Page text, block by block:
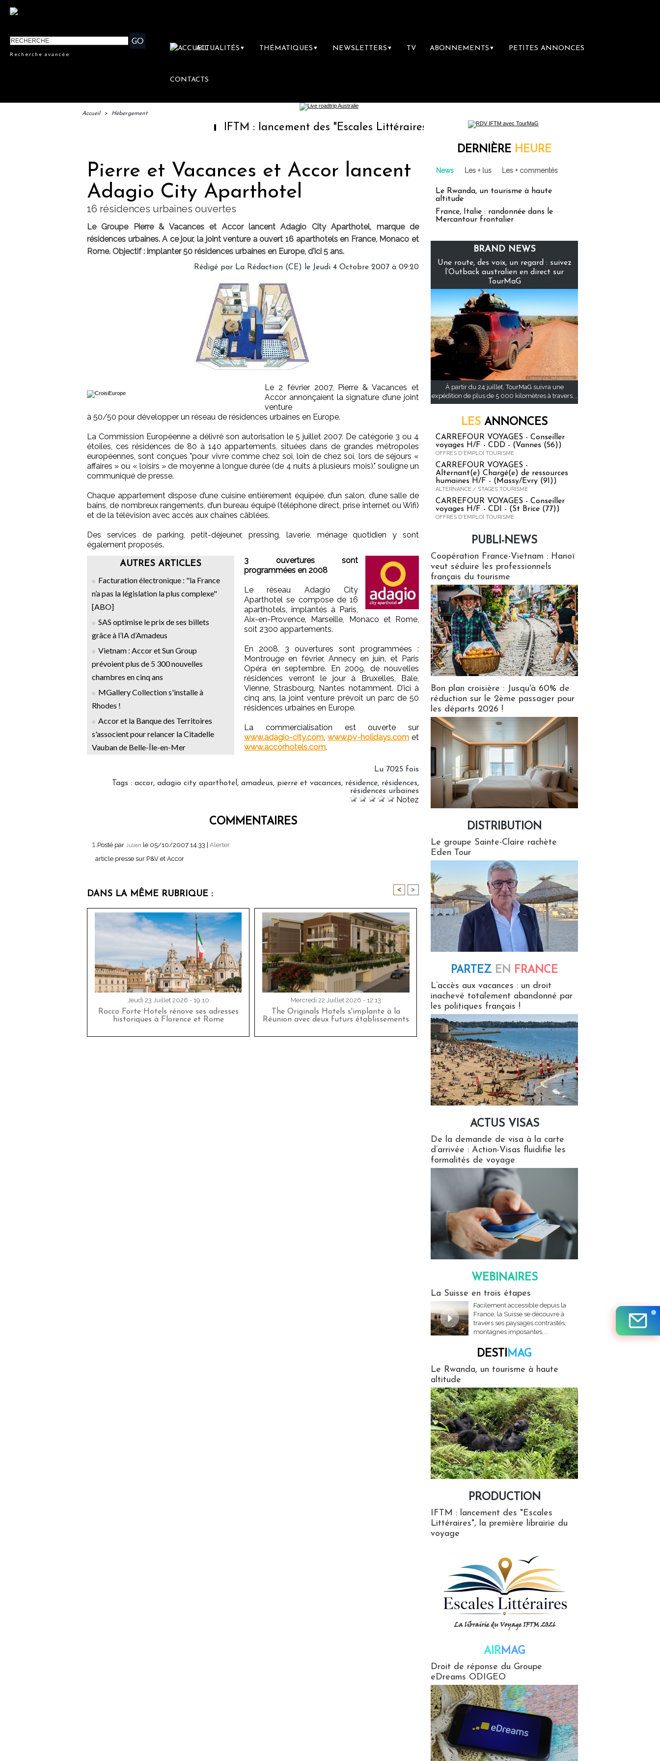
Recherche avancée
ACTUALITÉS ▼ THÉMATIQUES ▼ NEWSLETTERS ▼ TV ABONNEMENTS ▼ PETITES ANNONCES
CONTACTS
Accueil > Hébergement
IFTM : lancement des "Escales Littéraires", la première librairie du voyage
Pierre et Vacances et Accor lancent
Adagio City Aparthotel
16 résidences urbaines ouvertes
Le Groupe Pierre & Vacances et Accor lancent Adagio City Aparthotel, marque de
résidences urbaines. A ce jour, la joint venture a ouvert 16 aparthotels en France, Monaco et
Rome. Objectif : implanter 50 résidences urbaines en Europe, d'ici 5 ans.
Rédigé par La Rédaction (CE) le Jeudi 4 Octobre 2007 à 09:20
Le 2 février 2007, Pierre & Vacances et
Accor annonçaient la signature d’une joint
venture
à 50/50 pour développer un réseau de résidences urbaines en Europe.
La Commission Européenne a délivré son autorisation le 5 juillet 2007. De catégorie 3 ou 4
étoiles, ces résidences de 80 à 140 appartements, situées dans de grandes métropoles
européennes, sont conçues "pour vivre comme chez soi, loin de chez soi, lors de séjours «
affaires » ou « loisirs » de moyenne à longue durée (de 4 nuits à plusieurs mois)." souligne un
communiqué de presse.
Chaque appartement dispose d’une cuisine entièrement équipée, d’un salon, d’une salle de
bains, de nombreux rangements, d’un bureau équipé (téléphone direct, prise internet ou Wifi)
et de la télévision avec accès aux chaînes câblées.
Des services de parking, petit-déjeuner, pressing, laverie, ménage quotidien y sont
également proposés.
AUTRES ARTICLES
Facturation électronique : "la France
n’a pas la législation la plus complexe"
[ABO]
SAS optimise le prix de ses billets
grâce à l’IA d’Amadeus
Vietnam : Accor et Sun Group
prévoient plus de 5 300 nouvelles
chambres en cinq ans
MGallery Collection s'installe à
Rhodes !
Accor et la Banque des Territoires
s'associent pour relancer la Citadelle
Vauban de Belle-Île-en-Mer
3 ouvertures sont
programmées en 2008
Le réseau Adagio City
Aparthotel se compose de 16
aparthotels, implantés à Paris,
Aix-en-Provence, Marseille, Monaco et Rome,
soit 2300 appartements.
En 2008, 3 ouvertures sont programmées :
Montrouge en février, Annecy en juin, et Paris
Opéra en septembre. En 2009, de nouvelles
résidences verront le jour à Bruxelles, Bale,
Vienne, Strasbourg, Nantes notamment. D’ici à
cinq ans, la joint venture prévoit un parc de 50
résidences urbaines en Europe.
La commercialisation est ouverte sur
www.adagio-city.com, www.pv-holidays.com et
www.accorhotels.com.
Lu 7025 fois
Tags : accor, adagio city aparthotel , amadeus, pierre et vacances, résidence, résidences,
résidences urbaines
Notez
COMMENTAIRES
1.Posté par Julien le 05/10/2007 14:33
Alerter
article presse sur P&V et Accor
DANS LA MÊME RUBRIQUE : < >
Jeudi 23 Juillet 2026 - 19:10
Rocco Forte Hotels rénove ses adresses
historiques à Florence et Rome
Mercredi 22 Juillet 2026 - 12:13
The Originals Hotels s'implante à la
Réunion avec deux futurs établissements
DERNIÈRE HEURE
News Les + lus Les + commentés
Le Rwanda, un tourisme à haute
altitude
France, Italie : randonnée dans le
Mercantour frontalier
BRAND NEWS
Une route, des voix, un regard : suivez
l’Outback australien en direct sur
TourMaG
À partir du 24 juillet, TourMaG suivra une
expédition de plus de 5 000 kilomètres à travers...
LES ANNONCES
CARREFOUR VOYAGES - Conseiller
voyages H/F - CDD - (Vannes (56))
OFFRES D'EMPLOI TOURISME
CARREFOUR VOYAGES -
Alternant(e) Chargé(e) de ressources
humaines H/F - (Massy/Evry (91))
ALTERNANCE / STAGES TOURISME
CARREFOUR VOYAGES - Conseiller
voyages H/F - CDI - (St Brice (77))
OFFRES D'EMPLOI TOURISME
PUBLI-NEWS
Coopération France-Vietnam : Hanoï
veut séduire les professionnels
français du tourisme
Bon plan croisière : Jusqu'à 60% de
réduction sur le 2ème passager pour
les départs 2026 !
DISTRIBUTION
Le groupe Sainte-Claire rachète
Eden Tour
PARTEZ EN FRANCE
L’accès aux vacances : un droit
inachevé totalement abandonné par
les politiques français !
ACTUS VISAS
De la demande de visa à la carte
d’arrivée : Action-Visas fluidifie les
formalités de voyage
WEBINAIRES
La Suisse en trois étapes
Facilement accessible depuis la
France, la Suisse se découvre à
travers ses paysages contrastés,
montagnes imposantes,...
DESTIMAG
Le Rwanda, un tourisme à haute
altitude
PRODUCTION
IFTM : lancement des "Escales
Littéraires", la première librairie du
voyage
AIRMAG
Droit de réponse du Groupe
eDreams ODIGEO